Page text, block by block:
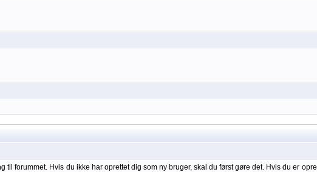
forummet. Hvis du ikke har oprettet dig som ny bruger, skal du først gøre det. Hvis du er